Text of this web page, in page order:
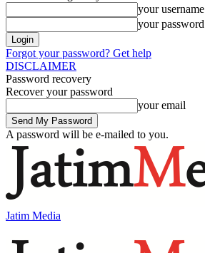
your username
your password
Forgot your password? Get help
DISCLAIMER
Password recovery
Recover your password
your email
A password will be e-mailed to you.
Jatim Media